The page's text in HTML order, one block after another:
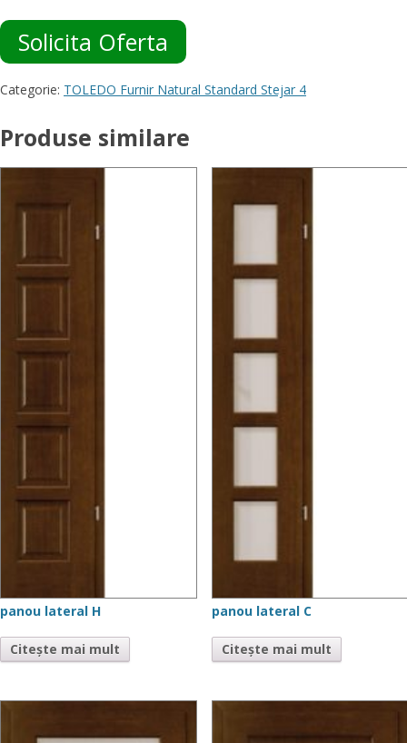
Solicita Oferta
Categorie: TOLEDO Furnir Natural Standard Stejar 4
Produse similare
panou lateral H
Citește mai mult
panou lateral C
Citește mai mult